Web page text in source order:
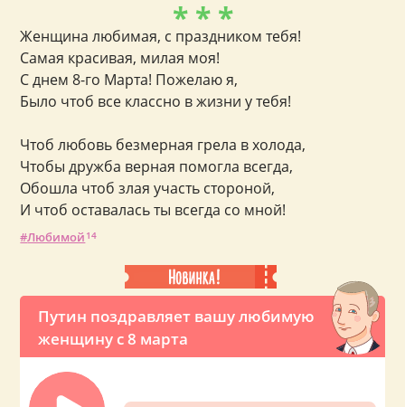
Путин поздравляет вашу любимую
женщину с 8 марта
* * *
Женщина любимая, с праздником тебя!
Самая красивая, милая моя!
С днем 8-го Марта! Пожелаю я,
Было чтоб все классно в жизни у тебя!
Чтоб любовь безмерная грела в холода,
Чтобы дружба верная помогла всегда,
Обошла чтоб злая участь стороной,
И чтоб оставалась ты всегда со мной!
Любимой 14